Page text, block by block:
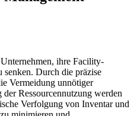
ihre Facility-
senken. Durch die präzise
Vermeidung unnötiger
Ressourcennutzung werden
Verfolgung von Inventar und